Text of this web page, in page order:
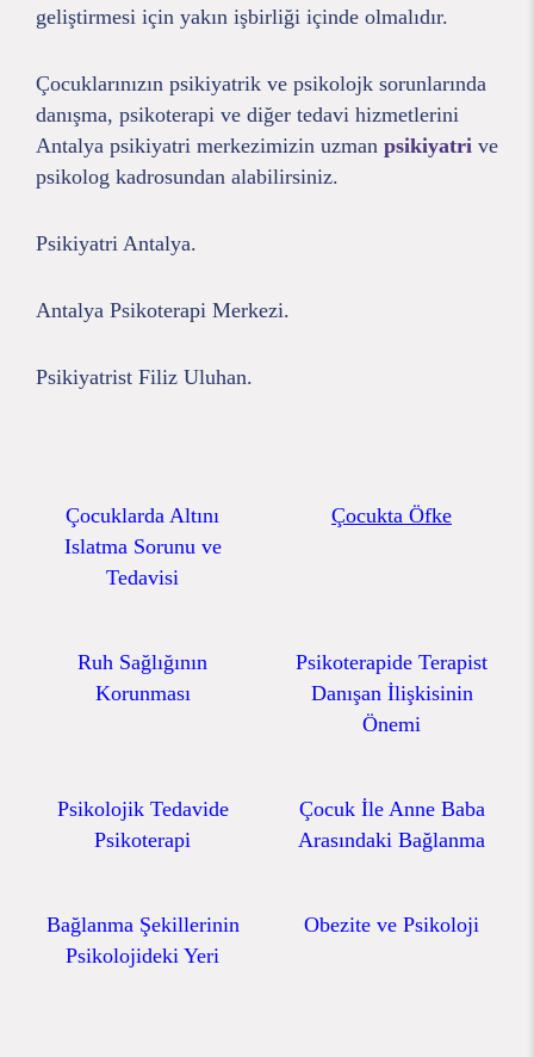
geliştirmesi için yakın işbirliği içinde olmalıdır.
Çocuklarınızın psikiyatrik ve psikolojk sorunlarında
danışma, psikoterapi ve diğer tedavi hizmetlerini
Antalya psikiyatri merkezimizin uzman psikiyatri ve
psikolog kadrosundan alabilirsiniz.
Psikiyatri Antalya.
Antalya Psikoterapi Merkezi.
Psikiyatrist Filiz Uluhan.
Çocuklarda Altını
Islatma Sorunu ve
Tedavisi
Çocukta Öfke
Ruh Sağlığının
Korunması
Psikoterapide Terapist
Danışan İlişkisinin
Önemi
Psikolojik Tedavide
Psikoterapi
Çocuk İle Anne Baba
Arasındaki Bağlanma
Bağlanma Şekillerinin
Psikolojideki Yeri
Obezite ve Psikoloji